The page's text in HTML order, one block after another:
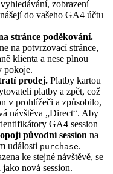
zobrazení
do vašeho GA4 účtu
stránce poděkování.
na potvrzovací stránce,
klienta a nese plnou
pokoje.
prodej. Platby kartou
platby a zpět, což
v prohlížeči a způsobilo,
návštěva „Direct“. Aby
GA4 session
původní session na
události purchase.
ke stejné návštěvě, se
nová session.